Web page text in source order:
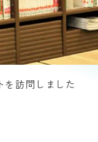
訪問しました